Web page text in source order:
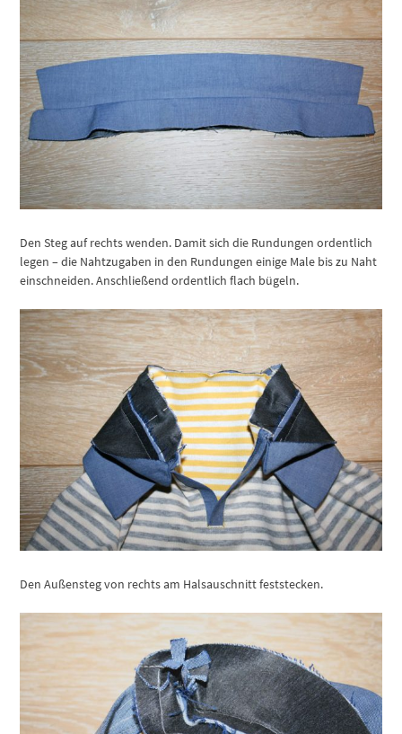
Den Steg auf rechts wenden. Damit sich die Rundungen ordentlich
legen – die Nahtzugaben in den Rundungen einige Male bis zu Naht
einschneiden. Anschließend ordentlich flach bügeln.
Den Außensteg von rechts am Halsauschnitt feststecken.